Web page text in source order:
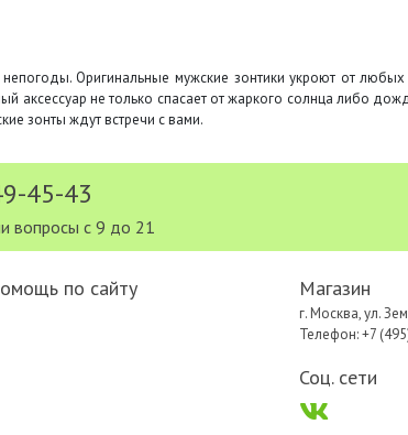
Оригинальные мужские зонтики укроют от
не только спасает от жаркого солнца либо
зонты ждут встречи с вами.
45-43
вопросы с 9 до 21
по сайту Магазин
г. Москва, ул.
Телефон: +7
Соц. сети